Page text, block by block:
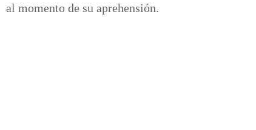
al momento de su aprehensión.